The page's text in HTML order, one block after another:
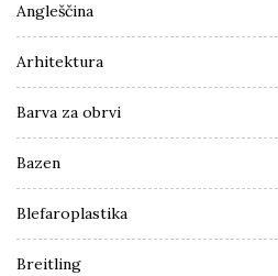
Angleščina
Arhitektura
Barva za obrvi
Bazen
Blefaroplastika
Breitling